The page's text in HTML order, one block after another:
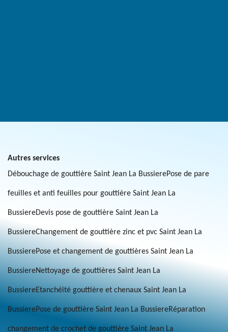
Autres services
Débouchage de gouttière Saint Jean La BussierePose de pare
feuilles et anti feuilles pour gouttière Saint Jean La
BussiereDevis pose de gouttière Saint Jean La
BussiereChangement de gouttière zinc et pvc Saint Jean La
BussierePose et changement de gouttières Saint Jean La
BussiereNettoyage de gouttières Saint Jean La
BussiereEtanchéité gouttière et chenaux Saint Jean La
BussierePose de gouttière Saint Jean La BussiereRéparation
changement de crochet de gouttière Saint Jean La